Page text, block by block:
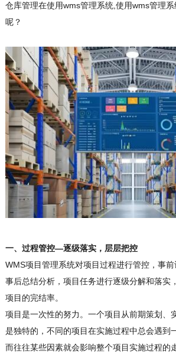
仓库管理在使用wms管理系统,使用wms管理
呢？
一、过程管控—逐级落实，层层把控
WMS项目管理系统对项目过程进行管控，事前
事后总结分析，项目任务进行逐级分解和落实
项目的完结率。
项目是一次性的努力。一个项目从前期策划、
是独特的，不同的项目在实施过程中总会遇到
而往往某些因素就会影响整个项目实施过程的